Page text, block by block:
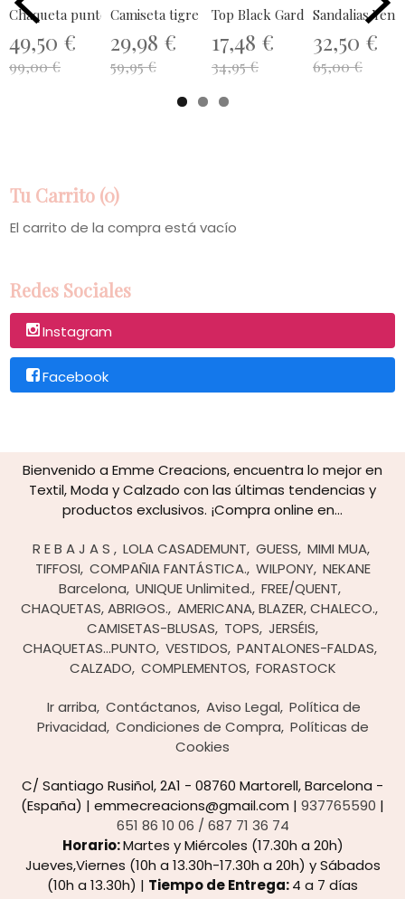
Tu Carrito (0)
El carrito de la compra está vacío
Redes Sociales
Instagram
Facebook
Chaqueta punto rib contraste Lola...
49,50 €
99,00 €
Camiseta tigre 1981 Lola Casademunt
29,98 €
59,95 €
Top Black Garden Compañía...
17,48 €
34,95 €
Sandalias Yen
32,50 €
65,00 €
Bienvenido a Emme Creacions, encuentra lo mejor en
Textil, Moda y Calzado con las últimas tendencias y
productos exclusivos. ¡Compra online en...
R E B A J A S LOLA CASADEMUNT GUESS MIMI MUA
TIFFOSI COMPAÑIA FANTÁSTICA. WILPONY NEKANE
Barcelona UNIQUE Unlimited. FREE/QUENT
CHAQUETAS, ABRIGOS. AMERICANA, BLAZER, CHALECO.
CAMISETAS-BLUSAS TOPS JERSÉIS,
CHAQUETAS...PUNTO VESTIDOS PANTALONES-FALDAS
CALZADO COMPLEMENTOS FORASTOCK
Ir arriba Contáctanos Aviso Legal Política de
Privacidad Condiciones de Compra Políticas de
Cookies
C/ Santiago Rusiñol, 2A1 - 08760 Martorell, Barcelona -
(España) | emmecreacions@gmail.com | 937765590 |
651 86 10 06 / 687 71 36 74
Horario:Martes y Miércoles (17.30h a 20h)
Jueves,Viernes (10h a 13.30h-17.30h a 20h) y Sábados
(10h a 13.30h) | Tiempo de Entrega:4 a 7 días